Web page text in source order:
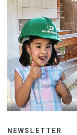
NEWSLETTER